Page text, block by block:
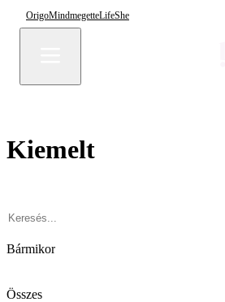
OrigoMindmegetteLifeShe
Kiemelt
Bármikor
Összes